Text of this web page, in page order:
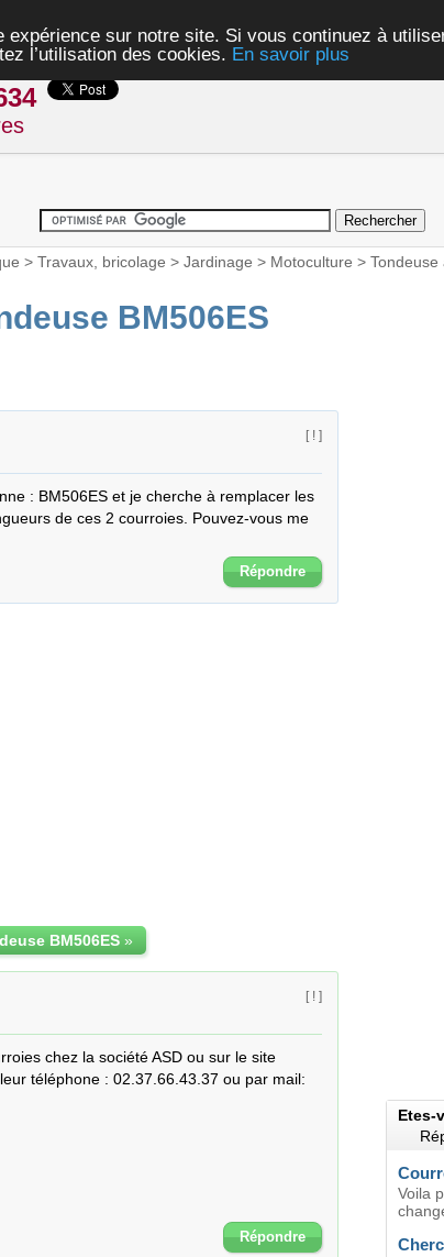
sur notre site. Si vous continuez à
l’utilisation des cookies. En savoir plus
> Travaux, bricolage > Jardinage > Motoculture > Tondeuse
BM506ES
[ ! ]
: BM506ES et je cherche à remplacer les
de ces 2 courroies. Pouvez-vous me
Répondre
BM506ES»
[ ! ]
chez la société ASD ou sur le site
téléphone : 02.37.66.43.37 ou par mail:
Répondre
Etes-
Voila